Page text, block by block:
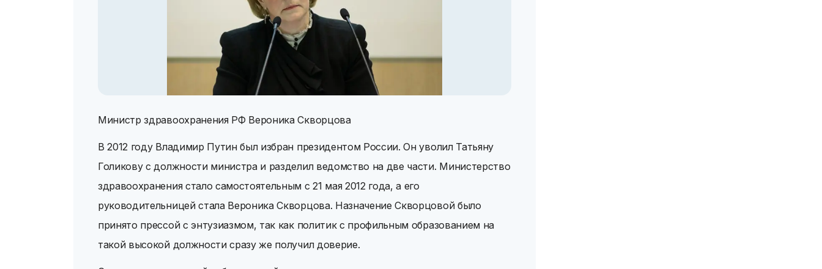
Министр здравоохранения РФ Вероника Скворцова
В 2012 году Владимир Путин был избран президентом России. Он уволил Татьяну
Голикову с должности министра и разделил ведомство на две части. Министерство
здравоохранения стало самостоятельным с 21 мая 2012 года, а его
руководительницей стала Вероника Скворцова. Назначение Скворцовой было
принято прессой с энтузиазмом, так как политик с профильным образованием на
такой высокой должности сразу же получил доверие.